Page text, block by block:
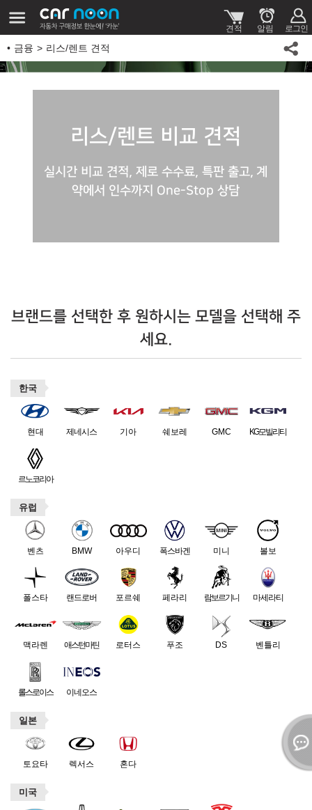
금융 리스/렌트 견적
리스/렌트 비교 견적
실시간 비교 견적, 제로 수수료, 특판 출고, 계
약에서 인수까지 One-Stop 상담
브랜드를 선택한 후 원하시는 모델을 선택해 주
세요.
한국
현대 제네시스 기아 쉐보레 GMC KG모빌리티
르노코리아
유럽
벤츠 BMW 아우디 폭스바겐 미니 볼보
폴스타 랜드로버 포르쉐 페라리 람보르기니 마세라티
맥라렌 애스턴마틴 로터스 푸조 DS 벤틀리
롤스로이스 이네오스
일본
토요타 렉서스 혼다
미국